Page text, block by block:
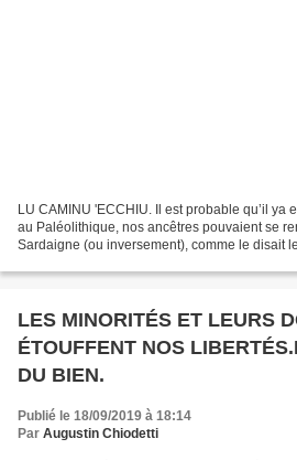
LU CAMINU 'ECCHIU. Il est probable qu’il ya
au Paléolithique, nos ancêtres pouvaient se
Sardaigne (ou inversement), comme le disait
LES MINORITÉS ET LEURS
ÉTOUFFENT NOS
DU BIEN.
Publié le 18/09/2019 à 18:14
Par Augustin Chiodetti